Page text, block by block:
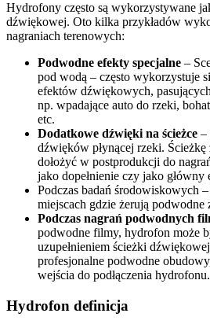
Hydrofony często są wykorzystywane
dźwiękowej. Oto kilka przykładów
nagraniach terenowych:
Podwodne efekty specjalne –
pod wodą – często wykorzystuje
efektów dźwiękowych,
np. wpadające auto do rzeki,
etc.
Dodatkowe dźwięki na ścieżce –
dźwięków płynącej rzeki.
dołożyć w postprodukcji do
jako dopełnienie czy jako główny
Podczas badań środowiskowych
miejscach gdzie żerują podwodne
Podczas nagrań podwodnych
podwodne filmy, hydrofon może
uzupełnieniem ścieżki
profesjonalne podwodne
wejścia do podłączenia hydrofonu.
Hydrofon definicja